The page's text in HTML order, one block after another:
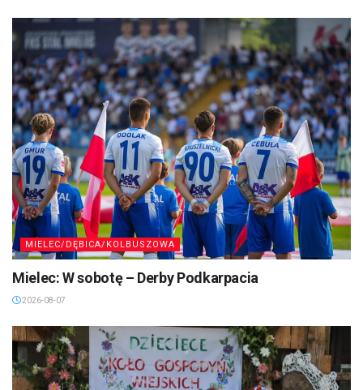
MIELEC/DĘBICA/KOLBUSZOWA
Mielec: W sobotę – Derby Podkarpacia
2026-08-07